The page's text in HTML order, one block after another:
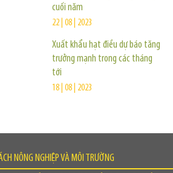
cuối năm
22 | 08 | 2023
Xuất khẩu hạt điều dự báo tăng
trưởng mạnh trong các tháng
tới
18 | 08 | 2023
NÔNG NGHIỆP VÀ MÔI TRƯỜNG